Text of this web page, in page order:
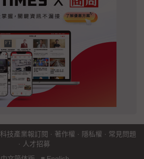
科技產業報訂閱 · 著作權 · 隱私權 · 常見問題
· 人才招募